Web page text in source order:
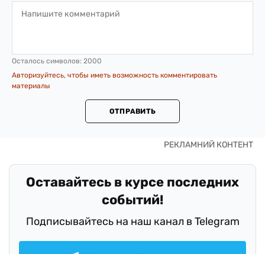
Осталось символов: 2000
Авторизуйтесь, чтобы иметь возможность комментировать
материалы
ОТПРАВИТЬ
Оставайтесь в курсе последних
событий!
Подписывайтесь на наш канал в Telegram